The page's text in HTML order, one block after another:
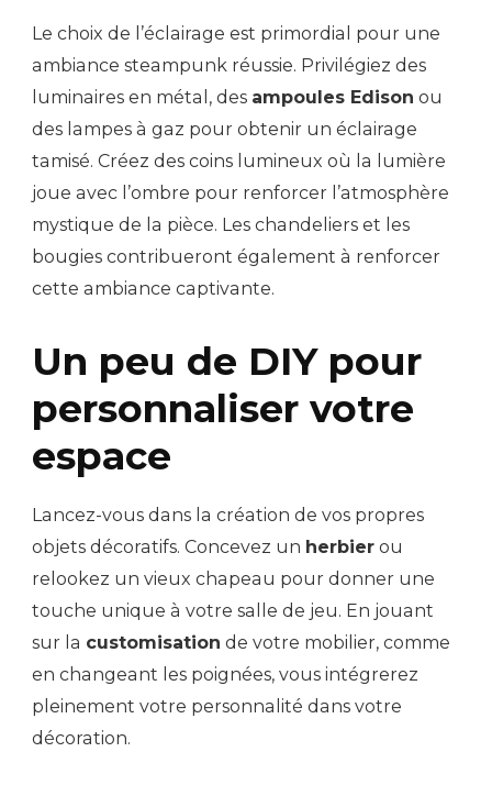
Le choix de l’éclairage est primordial pour une
ambiance steampunk réussie. Privilégiez des
luminaires en métal, des ampoules Edison ou
des lampes à gaz pour obtenir un éclairage
tamisé. Créez des coins lumineux où la lumière
joue avec l’ombre pour renforcer l’atmosphère
mystique de la pièce. Les chandeliers et les
bougies contribueront également à renforcer
cette ambiance captivante.
Un peu de DIY pour
personnaliser votre
espace
Lancez-vous dans la création de vos propres
objets décoratifs. Concevez un herbier ou
relookez un vieux chapeau pour donner une
touche unique à votre salle de jeu. En jouant
sur la customisation de votre mobilier, comme
en changeant les poignées, vous intégrerez
pleinement votre personnalité dans votre
décoration.